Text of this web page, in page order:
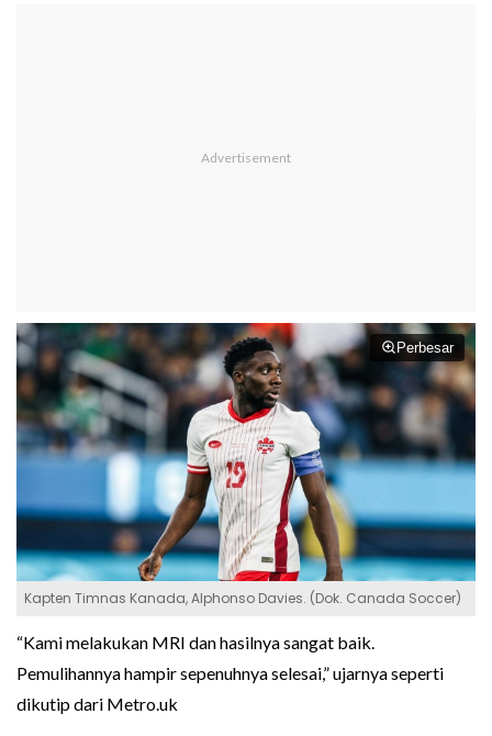
Perbesar
Kapten Timnas Kanada, Alphonso Davies. (Dok. Canada Soccer)
“Kami melakukan MRI dan hasilnya sangat baik.
Pemulihannya hampir sepenuhnya selesai,” ujarnya seperti
dikutip dari Metro.uk